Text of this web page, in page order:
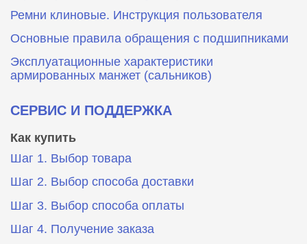
Ремни клиновые. Инструкция пользователя
Основные правила обращения с подшипниками
Эксплуатационные характеристики
армированных манжет (сальников)
СЕРВИС И ПОДДЕРЖКА
Как купить
Шаг 1. Выбор товара
Шаг 2. Выбор способа доставки
Шаг 3. Выбор способа оплаты
Шаг 4. Получение заказа